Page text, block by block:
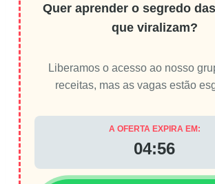
Quer aprender o segredo
que viralizam?
Liberamos o acesso ao nosso
receitas, mas as vagas estão
A OFERTA EXPIRA EM:
04:56